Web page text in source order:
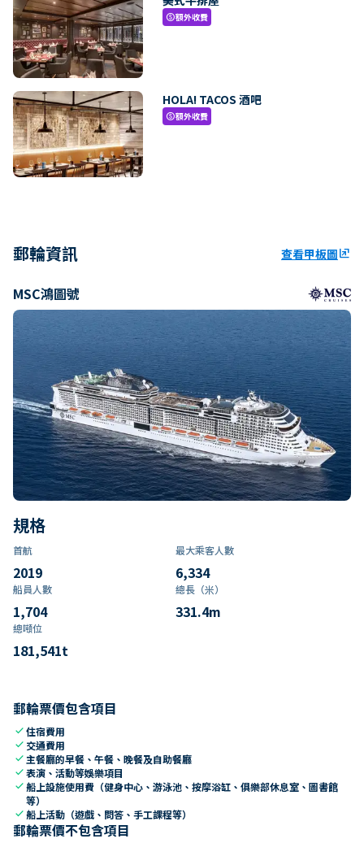
paid額外收費
HOLA! TACOS 酒吧
paid額外收費
郵輪資訊 查看甲板圖ungroup
MSC鴻圖號
規格
首航
2019
最大乘客人數
6,334
船員人數
1,704
總長（米）
331.4m
總噸位
181,541t
郵輪票價包含項目
check住宿費用
check 交通費用
check 主餐廳的早餐、午餐、晚餐及自助餐廳
check表演、活動等娛樂項目
check船上設施使用費（健身中心、游泳池、按摩浴缸、俱樂部休息室、圖書館
等）
check船上活動（遊戲、問答、手工課程等）
郵輪票價不包含項目